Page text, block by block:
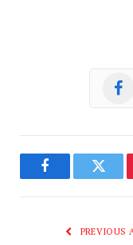
Facebook
PREVIOUS